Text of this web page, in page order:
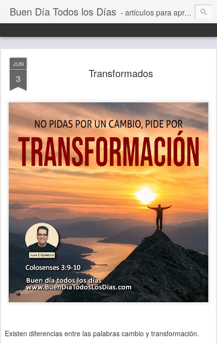
Buen Día Todos los Días - artículos para aprender a vivir mejor, un día a la vez. Por Juan C Quintero
JUN
3 Transformados
Existen diferencias entre las palabras cambio y transformación.